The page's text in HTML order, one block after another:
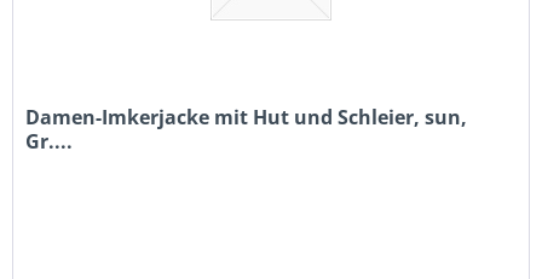
Damen-Imkerjacke mit Hut und Schleier, sun,
Gr....